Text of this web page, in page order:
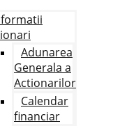
Adunarea
Generala a
Actionarilor
Calendar
financiar